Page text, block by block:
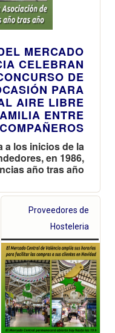
MERCADO
CELEBRAN
DE
PARA
AIRE LIBRE
ENTRE
COMPAÑEROS
a los inicios de la
en 1986,
año tras año
Proveedores de
Hosteleria